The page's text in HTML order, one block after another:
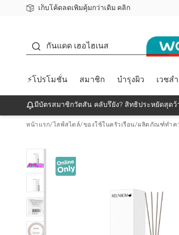
เก็บโค้ดลดเพิ่มคุ้มกว่าเดิม คลิก
ชอปออนไลน์ครั้งแรก ลดเพิ่มจุก ๆ 10%! 🎉
📦ส่งฟรี! เมื่อชอป 499฿
สมาชิกวัตสัน คลับดียังไง?
กันแดด เฮอไฮเนส
⚡โปรโมชั่น สมาชิก บำรุงผิว เวชส
มีบัตรสมาชิกวัตสัน คลับรึยัง? สิทธิประหยัดสุด
หน้าแรก/ไลฟ์สไตล์/ของใช้ในครัวเรือน/ผลิตภัณฑ์ทำค